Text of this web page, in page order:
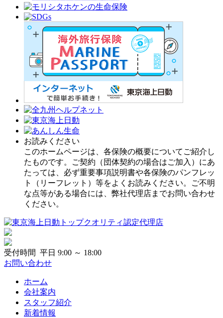
お読みください
このホームページは、各保険の概要についてご紹介し
たものです。ご契約（団体契約の場合はご加入）にあ
たっては、必ず重要事項説明書や各保険のパンフレッ
ト（リーフレット）等をよくお読みください。ご不明
な点等がある場合には、弊社代理店までお問い合わせ
ください。
受付時間 平日 9:00 ～ 18:00
お問い合わせ
ホーム
会社案内
スタッフ紹介
新着情報